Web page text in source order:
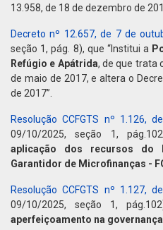
13.958, de 18 de dezembro de
Decreto nº 12.657, de 7 de
seção 1, pág. 8), que “Institui a
Refúgio e Apátrida, de que trata
de maio de 2017, e altera o
de 2017”.
Resolução CCFGTS nº 1.126,
09/10/2025, seção 1,
aplicação dos recursos do
Garantidor de Microfinanças -
Resolução CCFGTS nº 1.127,
09/10/2025, seção 1,
aperfeiçoamento na governança